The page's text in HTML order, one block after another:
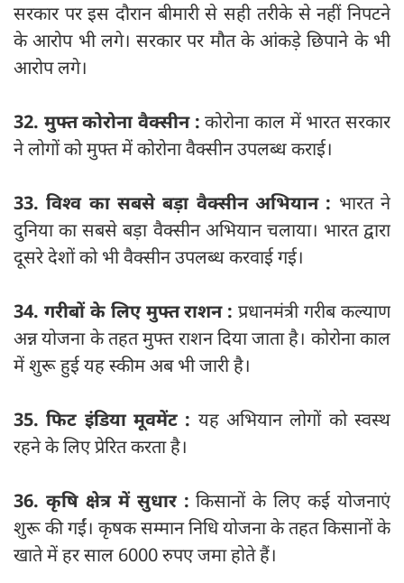
सरकार पर इस दौरान बीमारी से सही तरीके से नहीं निपटने
के आरोप भी लगे। सरकार पर मौत के आंकड़े छिपाने के भी
आरोप लगे।
32. मुफ्त कोरोना वैक्सीन :कोरोना काल में भारत सरकार
ने लोगों को मुफ्त में कोरोना वैक्सीन उपलब्ध कराई।
33. विश्व का सबसे बड़ा वैक्सीन अभियान : भारत ने
दुनिया का सबसे बड़ा वैक्सीन अभियान चलाया। भारत द्वारा
दूसरे देशों को भी वैक्सीन उपलब्ध करवाई गई।
34. गरीबों के लिए मुफ्त राशन : प्रधानमंत्री गरीब कल्याण
अन्न योजना के तहत मुफ्त राशन दिया जाता है। कोरोना काल
में शुरू हुई यह स्कीम अब भी जारी है।
35. फिट इंडिया मूवमेंट : यह अभियान लोगों को स्वस्थ
रहने के लिए प्रेरित करता है।
36. कृषि क्षेत्र में सुधार :किसानों के लिए कई योजनाएं
शुरू की गईं। कृषक सम्मान निधि योजना के तहत किसानों के
खाते में हर साल 6000 रुपए जमा होते हैं।